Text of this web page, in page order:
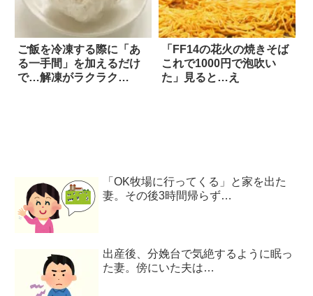
ご飯を冷凍する際に「あ
る一手間」を加えるだけ
で…解凍がラクラク
「FF14の花火の焼きそば
これで1000円で泡吹い
た」見ると…え
「OK牧場に行ってくる」と家を出た
妻。その後3時間帰らず…
出産後、分娩台で気絶するように眠っ
た妻。傍にいた夫は…